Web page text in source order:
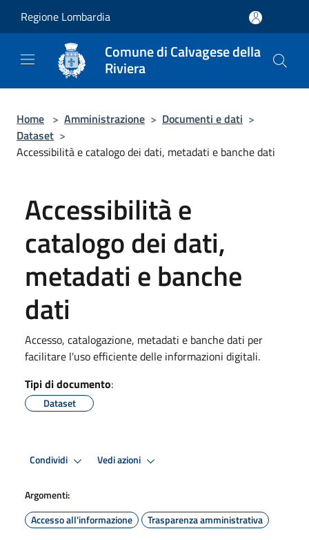
Regione Lombardia
Comune di Calvagese della
Riviera
Home > Amministrazione > Documenti e dati >
Dataset >
Accessibilità e catalogo dei dati, metadati e banche dati
Accessibilità e
catalogo dei dati,
metadati e banche
dati
Accesso, catalogazione, metadati e banche dati per
facilitare l'uso efficiente delle informazioni digitali.
Tipi di documento:
Dataset
Condividi Vedi azioni
Argomenti:
Accesso all'informazione
Trasparenza amministrativa